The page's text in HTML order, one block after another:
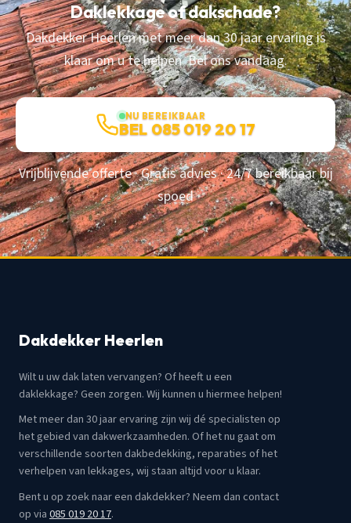
Daklekkage of dakschade?
Dakdekker Heerlen met meer dan 30 jaar ervaring is
klaar om u te helpen. Bel ons vandaag.
NU BEREIKBAAR
BEL 085 019 20 17
Vrijblijvende offerte · Gratis advies · 24/7 bereikbaar bij
spoed
Dakdekker Heerlen
Wilt u uw dak laten vervangen? Of heeft u een
daklekkage? Geen zorgen. Wij kunnen u hiermee helpen!
Met meer dan 30 jaar ervaring zijn wij dé specialisten op
het gebied van dakwerkzaamheden. Of het nu gaat om
verschillende soorten dakbedekking, reparaties of het
verhelpen van lekkages, wij staan altijd voor u klaar.
Bent u op zoek naar een dakdekker? Neem dan contact
op via085 019 20 17.